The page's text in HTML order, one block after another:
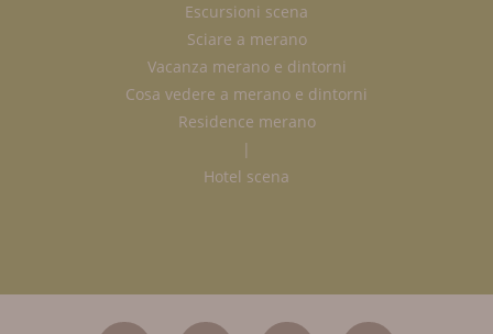
Escursioni scena
Sciare a merano
Vacanza merano e dintorni
Cosa vedere a merano e dintorni
Residence merano
|
Hotel scena